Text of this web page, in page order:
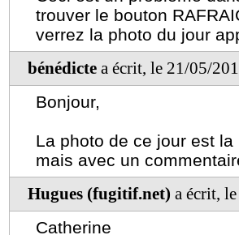
trouver le bouton
verrez la photo du jour
bénédictea écrit, le 21/05/
Bonjour,
La photo de ce jour est
mais avec un
Hugues (fugitif.net) a écrit,
Catherine